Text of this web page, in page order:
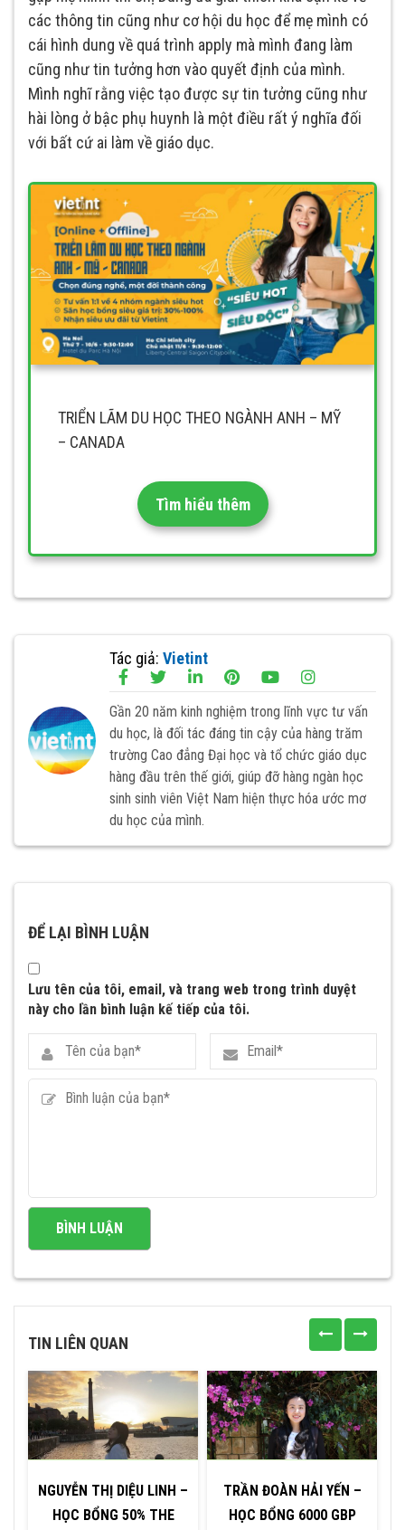
các thông tin cũng như cơ hội du học để mẹ mình có
cái hình dung về quá trình apply mà mình đang làm
cũng như tin tưởng hơn vào quyết định của mình.
Mình nghĩ rằng việc tạo được sự tin tưởng cũng như
hài lòng ở bậc phụ huynh là một điều rất ý nghĩa đối
với bất cứ ai làm về giáo dục.
TRIỂN LÃM DU HỌC THEO NGÀNH ANH – MỸ
– CANADA
Tìm hiểu thêm
Tác giả: Vietint
Gần 20 năm kinh nghiệm trong lĩnh vực tư vấn
du học, là đối tác đáng tin cậy của hàng trăm
trường Cao đẳng Đại học và tổ chức giáo dục
hàng đầu trên thế giới, giúp đỡ hàng ngàn học
sinh sinh viên Việt Nam hiện thực hóa ước mơ
du học của mình.
ĐỂ LẠI BÌNH LUẬN
Lưu tên của tôi, email, và trang web trong trình duyệt
này cho lần bình luận kế tiếp của tôi.
TIN LIÊN QUAN
NGUYỄN THỊ DIỆU LINH –
HỌC BỔNG 50% THE
TRẦN ĐOÀN HẢI YẾN –
HỌC BỔNG 6000 GBP